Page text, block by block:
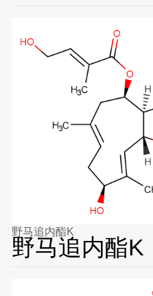
野马追内酯K
野马追内酯K